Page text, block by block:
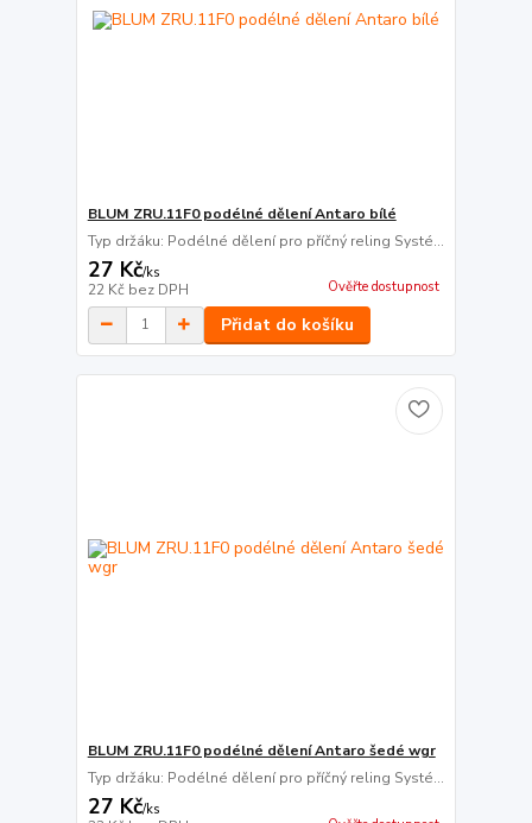
BLUM ZRU.11F0 podélné dělení Antaro bílé
Typ držáku: Podélné dělení pro příčný reling Systé...
27 Kč/ks
22 Kč bez DPH Ověřte dostupnost
Přidat do košíku
BLUM ZRU.11F0 podélné dělení Antaro šedé wgr
Typ držáku: Podélné dělení pro příčný reling Systé...
27 Kč/ks